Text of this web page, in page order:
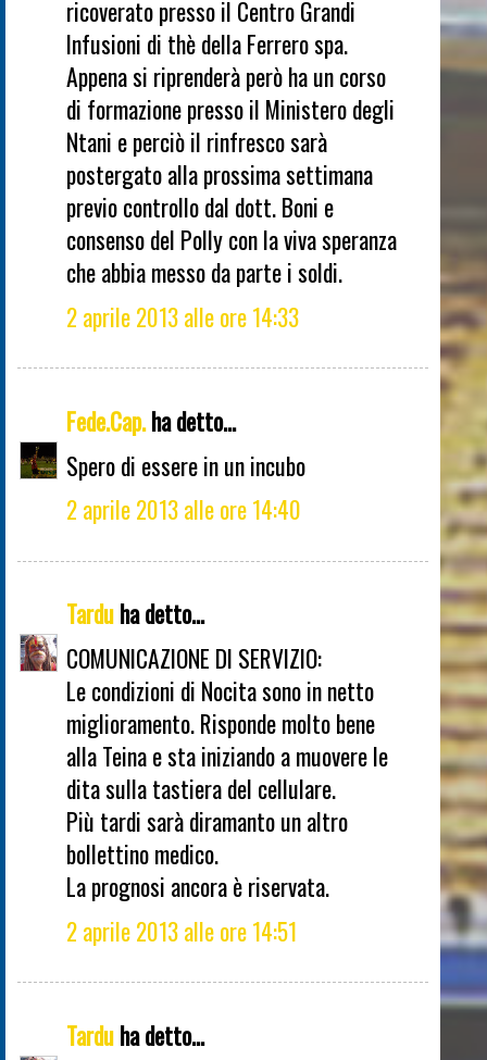
ricoverato presso il Centro Grandi
Infusioni di thè della Ferrero spa.
Appena si riprenderà però ha un corso
di formazione presso il Ministero degli
Ntani e perciò il rinfresco sarà
postergato alla prossima settimana
previo controllo dal dott. Boni e
consenso del Polly con la viva speranza
che abbia messo da parte i soldi.
2 aprile 2013 alle ore 14:33
Fede.Cap.ha detto...
Spero di essere in un incubo
2 aprile 2013 alle ore 14:40
Tarduha detto...
COMUNICAZIONE DI SERVIZIO:
Le condizioni di Nocita sono in netto
miglioramento. Risponde molto bene
alla Teina e sta iniziando a muovere le
dita sulla tastiera del cellulare.
Più tardi sarà diramanto un altro
bollettino medico.
La prognosi ancora è riservata.
2 aprile 2013 alle ore 14:51
Tarduha detto...